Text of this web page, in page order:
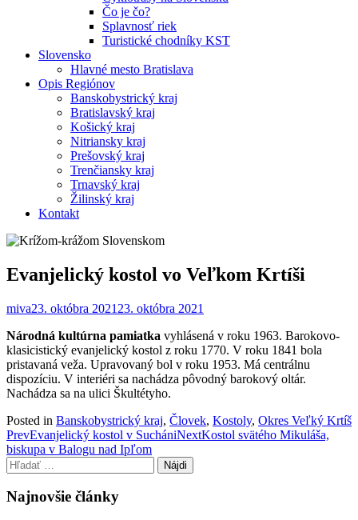
Čo je čo?
Splavnosť riek
Turistické chodníky KST
Slovensko
Hlavné mesto Bratislava
Opis Regiónov
Banskobystrický kraj
Bratislavský kraj
Košický kraj
Nitriansky kraj
Prešovský kraj
Trenčiansky kraj
Trnavský kraj
Žilinský kraj
Kontakt
Evanjelický kostol vo Veľkom Krtíši
miva23. októbra 2021 23. októbra 2021
Národná kultúrna pamiatka vyhlásená v roku 1963. Barokovo-
klasicistický evanjelický kostol z roku 1770. V roku 1841 bola
pristavaná veža. Upravovaný bol v roku 1953. Má centrálnu
dispozíciu. V interiéri sa nachádza pôvodný barokový oltár.
Nachádza sa na ulici Škultétyho.
Posted in Banskobystrický kraj, Človek, Kostoly, Okres Veľký Krtíš
Post
navigation
PrevEvanjelický kostol v SuchániNextKostol svätého Mikuláša,
biskupa v Balogu nad Ipľom
Hľadať:
Najnovšie články